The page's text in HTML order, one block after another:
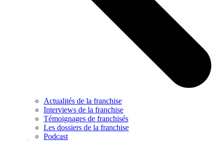
Actualités de la franchise
Interviews de la franchise
Témoignages de franchisés
Les dossiers de la franchise
Podcast